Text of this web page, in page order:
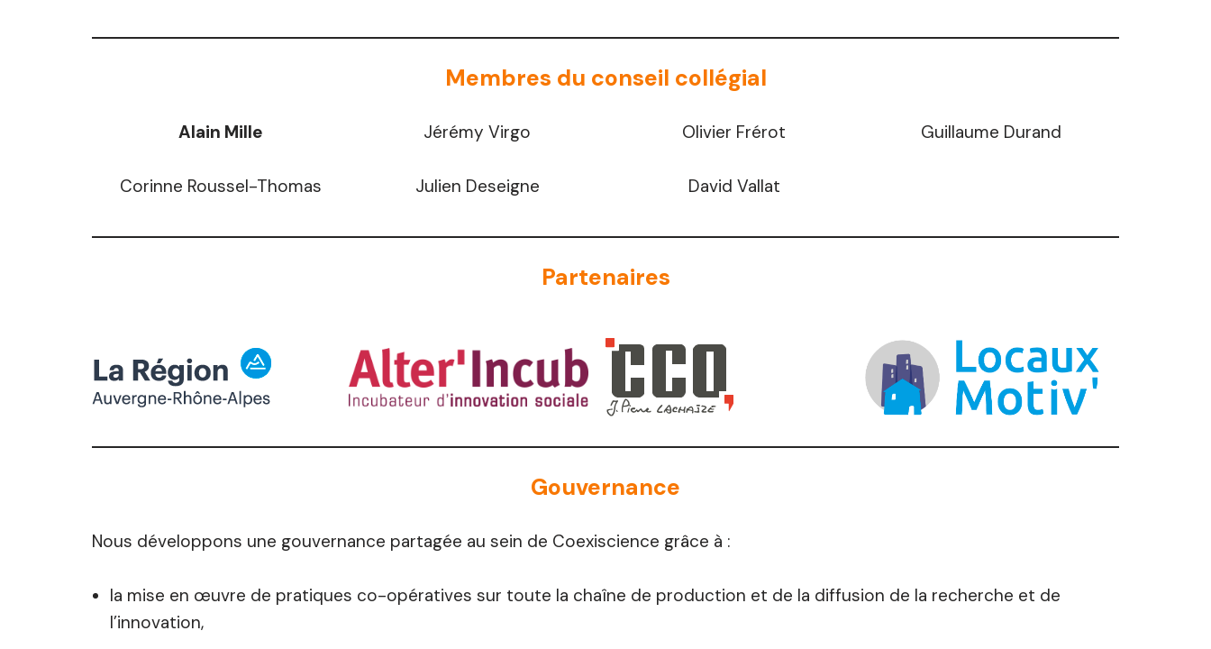
Membres du conseil collégial
Alain Mille Jérémy Virgo Olivier Frérot Guillaume Durand
Corinne Roussel-Thomas Julien Deseigne David Vallat
Partenaires
Gouvernance
Nous développons une gouvernance partagée au sein de Coexiscience grâce à :
la mise en œuvre de pratiques co-opératives sur toute la chaîne de production et de la diffusion de la recherche et de
l’innovation,